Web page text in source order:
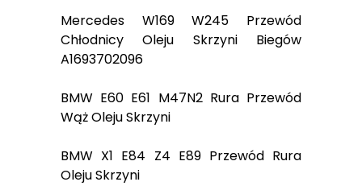
Mercedes W169 W245 Przewód
Chłodnicy Oleju Skrzyni Biegów
A1693702096
BMW E60 E61 M47N2 Rura Przewód
Wąż Oleju Skrzyni
BMW X1 E84 Z4 E89 Przewód Rura
Oleju Skrzyni